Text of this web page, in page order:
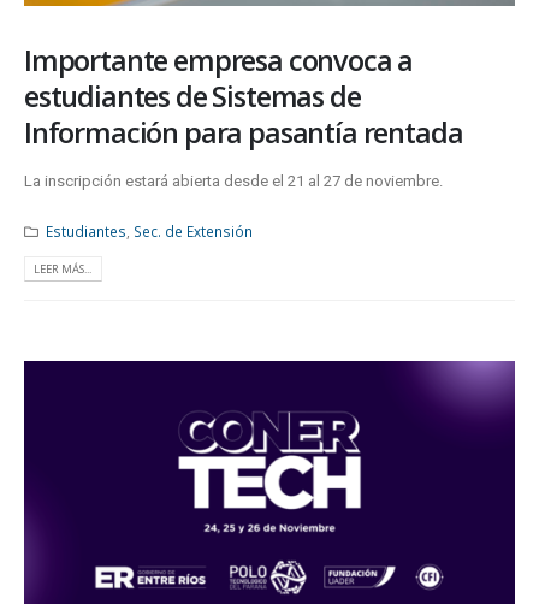
Importante empresa convoca a
estudiantes de Sistemas de
Información para pasantía rentada
La inscripción estará abierta desde el 21 al 27 de noviembre.
Estudiantes Sec. de Extensión
LEER MÁS...